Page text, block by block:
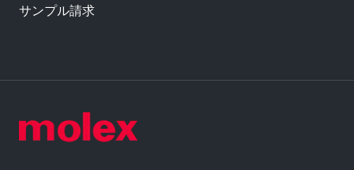
サンプル請求